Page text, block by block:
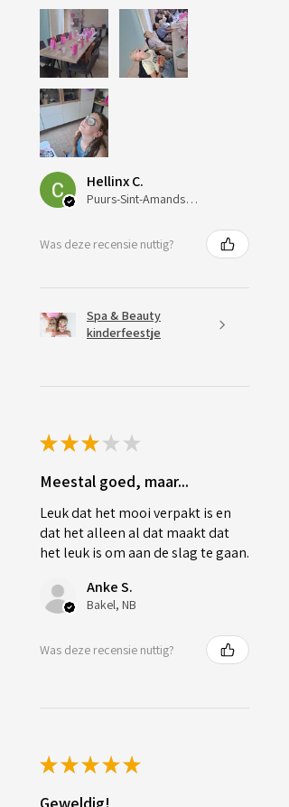
Hellinx C.
Puurs-Sint-Amands, Belgium
Was deze recensie nuttig?
Spa & Beauty
kinderfeestje
★★★ ★ ★
Meestal goed, maar...
Leuk dat het mooi verpakt is en
dat het alleen al dat maakt dat
het leuk is om aan de slag te gaan.
Anke S.
Bakel, NB
Was deze recensie nuttig?
★★★★★